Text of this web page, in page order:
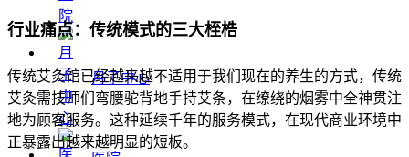
月子中心
行业痛点：传统模式的三大桎梏
传统艾灸馆已经越来越不适用于我们现在的养生的方式，传统
艾灸需技师们弯腰驼背地手持艾条，在缭绕的烟雾中全神贯注
地为顾客服务。这种延续千年的服务模式，在现代商业环境中
正暴露出越来越明显的短板。